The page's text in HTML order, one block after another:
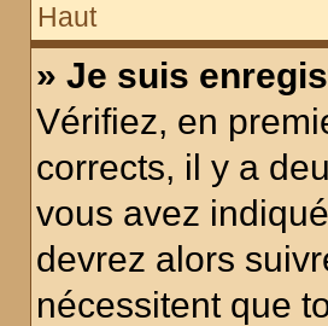
Haut
» Je suis
Vérifiez, en
corrects, il y a
vous avez
devrez alors
nécessitent que